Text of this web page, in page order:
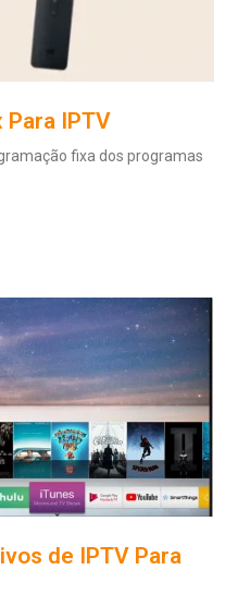
Para IPTV
fixa dos programas
de IPTV Para